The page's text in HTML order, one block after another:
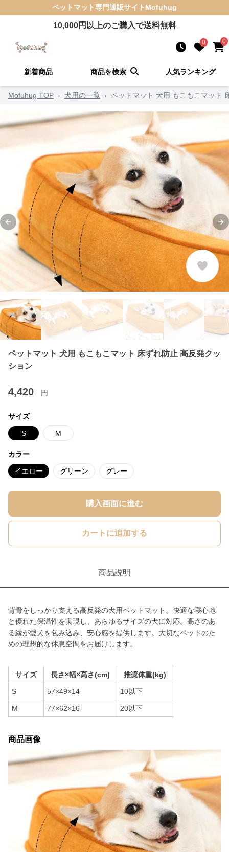
ペットマット専門通販サイト Mofuhug
10,000円以上のご購入で送料無料
0 0
新着商品 商品を検索 人気ランキング
Mofuhug TOP › 犬用の一覧 › ペットマット 犬用 もこもこマット
Previous slide
ペットマット 犬用 もこもこマット 床ずれ防止 高反発クッ
ション
4,420 円
サイズ
S M
カラー
イエロー グリーン グレー
購入画面に進む
カートに追加する
商品説明
背骨をしっかり支える高反発の犬用ペットマット。快適な寝心地
と優れた保温性を実現し、あらゆるサイズの犬に対応。高さのあ
る縁が愛犬を包み込み、安心感を提供します。大切なペットのた
めの理想的な休息空間をお届けします。
サイズ 長さ×幅×高さ(cm) 推奨体重(kg)
S 57×49×14 10以下
M 77×62×16 20以下
商品画像